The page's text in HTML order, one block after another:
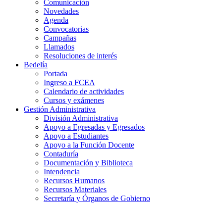
Comunicación
Novedades
Agenda
Convocatorias
Campañas
Llamados
Resoluciones de interés
Bedelía
Portada
Ingreso a FCEA
Calendario de actividades
Cursos y exámenes
Gestión Administrativa
División Administrativa
Apoyo a Egresadas y Egresados
Apoyo a Estudiantes
Apoyo a la Función Docente
Contaduría
Documentación y Biblioteca
Intendencia
Recursos Humanos
Recursos Materiales
Secretaría y Órganos de Gobierno